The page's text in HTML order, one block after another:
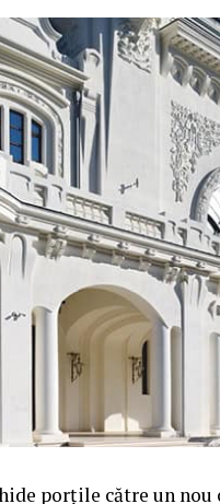
porțile către un